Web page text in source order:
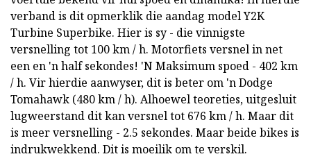
verband is dit opmerklik die aandag model Y2K
Turbine Superbike. Hier is sy - die vinnigste
versnelling tot 100 km / h. Motorfiets versnel in net
een en 'n half sekondes! 'N Maksimum spoed - 402 km
/ h. Vir hierdie aanwyser, dit is beter om 'n Dodge
Tomahawk (480 km / h). Alhoewel teoreties, uitgesluit
lugweerstand dit kan versnel tot 676 km / h. Maar dit
is meer versnelling - 2.5 sekondes. Maar beide bikes is
indrukwekkend. Dit is moeilik om te verskil.